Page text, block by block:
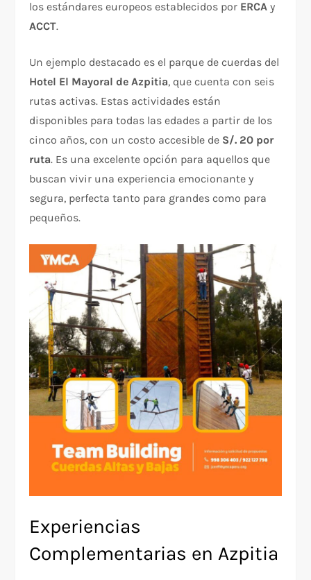
los estándares europeos establecidos por ERCA y
ACCT.
Un ejemplo destacado es el parque de cuerdas del
Hotel El Mayoral de Azpitia, que cuenta con seis
rutas activas. Estas actividades están
disponibles para todas las edades a partir de los
cinco años, con un costo accesible de S/. 20 por
ruta. Es una excelente opción para aquellos que
buscan vivir una experiencia emocionante y
segura, perfecta tanto para grandes como para
pequeños.
Experiencias
Complementarias en Azpitia